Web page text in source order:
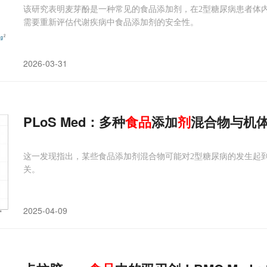
该研究表明麦芽酚是一种常见的食品添加剂，在2型糖尿病患者
需要重新评估代谢疾病中食品添加剂的安全性。
2026-03-31
PLoS Med：多种食品添加剂混合物与机
这一发现指出，某些食品添加剂混合物可能对2型糖尿病的发生
关。
2025-04-09